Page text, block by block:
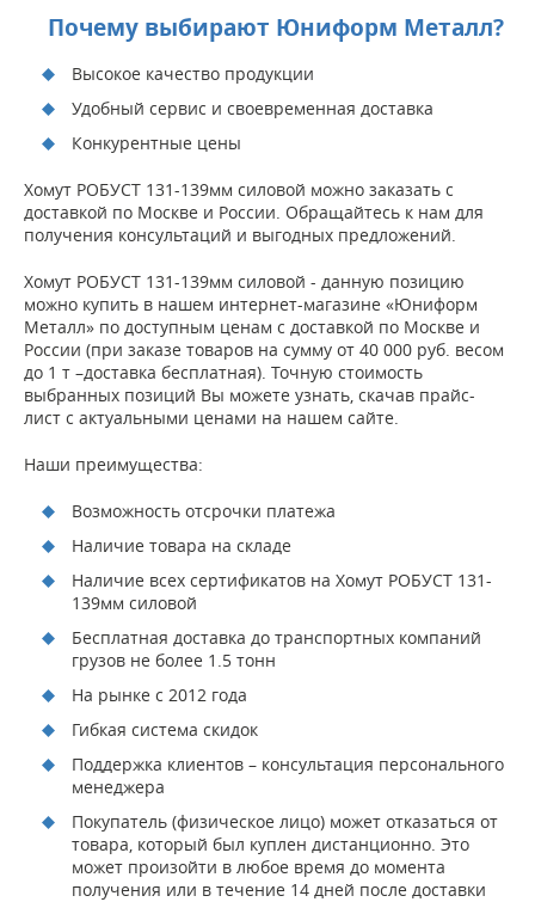
Почему выбирают Юниформ Металл?
Высокое качество продукции
Удобный сервис и своевременная доставка
Конкурентные цены
Хомут РОБУСТ 131-139мм силовой можно заказать с
доставкой по Москве и России. Обращайтесь к нам для
получения консультаций и выгодных предложений.
Хомут РОБУСТ 131-139мм силовой - данную позицию
можно купить в нашем интернет-магазине «Юниформ
Металл» по доступным ценам с доставкой по Москве и
России (при заказе товаров на сумму от 40 000 руб. весом
до 1 т –доставка бесплатная). Точную стоимость
выбранных позиций Вы можете узнать, скачав прайс-
лист с актуальными ценами на нашем сайте.
Наши преимущества:
Возможность отсрочки платежа
Наличие товара на складе
Наличие всех сертификатов на Хомут РОБУСТ 131-
139мм силовой
Бесплатная доставка до транспортных компаний
грузов не более 1.5 тонн
На рынке с 2012 года
Гибкая система скидок
Поддержка клиентов – консультация персонального
менеджера
Покупатель (физическое лицо) может отказаться от
товара, который был куплен дистанционно. Это
может произойти в любое время до момента
получения или в течение 14 дней после доставки